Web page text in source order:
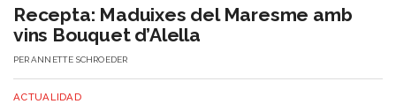
​Recepta: Maduixes del Maresme amb
vins Bouquet d’Alella
PERANNETTE SCHROEDER
ACTUALIDAD